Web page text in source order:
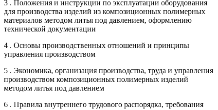
3 . Положения и инструкции по эксплуатации оборудования
для производства изделий из композиционных полимерных
материалов методом литья под давлением, оформлению
технической документации
4 . Основы производственных отношений и принципы
управления производством
5 . Экономика, организация производства, труда и управления
производством композиционных полимерных изделий
методом литья под давлением
6 . Правила внутреннего трудового распорядка, требования